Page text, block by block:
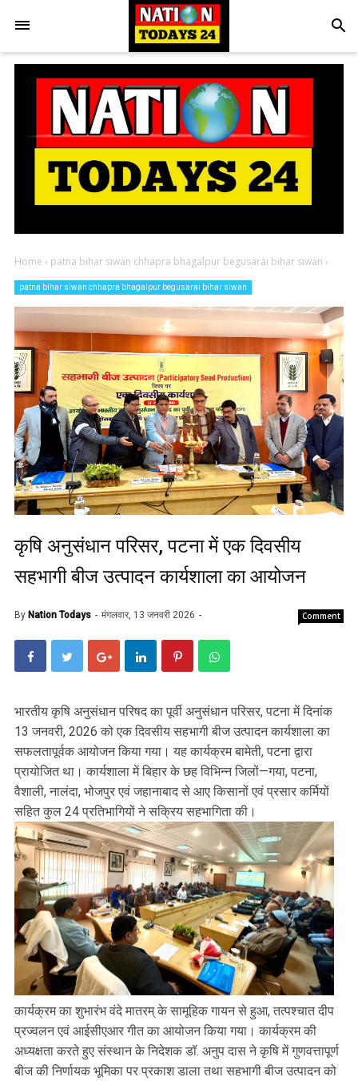
search
Home › patna bihar siwan chhapra bhagalpur begusarai bihar siwan ›
patna bihar siwan chhapra bhagalpur begusarai bihar siwan
कृषि अनुसंधान परिसर, पटना में एक दिवसीय
सहभागी बीज उत्पादन कार्यशाला का आयोजन
By Nation Todays मंगलवार, 13 जनवरी 2026 Comment
भारतीय कृषि अनुसंधान परिषद का पूर्वी अनुसंधान परिसर, पटना में दिनांक
13 जनवरी, 2026 को एक दिवसीय सहभागी बीज उत्पादन कार्यशाला का
सफलतापूर्वक आयोजन किया गया। यह कार्यक्रम बामेती, पटना द्वारा
प्रायोजित था। कार्यशाला में बिहार के छह विभिन्न जिलों—गया, पटना,
वैशाली, नालंदा, भोजपुर एवं जहानाबाद से आए किसानों एवं प्रसार कर्मियों
सहित कुल 24 प्रतिभागियों ने सक्रिय सहभागिता की।
कार्यक्रम का शुभारंभ वंदे मातरम् के सामूहिक गायन से हुआ, तत्पश्चात दीप
प्रज्वलन एवं आईसीएआर गीत का आयोजन किया गया। कार्यक्रम की
अध्यक्षता करते हुए संस्थान के निदेशक डॉ. अनुप दास ने कृषि में गुणवत्तापूर्ण
बीज की निर्णायक भूमिका पर प्रकाश डाला तथा सहभागी बीज उत्पादन को